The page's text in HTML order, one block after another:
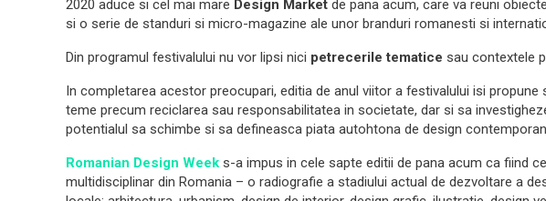
2020 aduce si cel mai mare Design Market de pana acum, care va reuni
si o serie de standuri si micro-magazine ale unor branduri romanesti si
Din programul festivalului nu vor lipsi nici petrecerile tematice sau contextele
In completarea acestor preocupari, editia de anul viitor a festivalului isi propune
teme precum reciclarea sau responsabilitatea in societate, dar si sa
potentialul sa schimbe si sa defineasca piata autohtona de design
Romanian Design Week s-a impus in cele sapte editii de pana acum ca fiind
multidisciplinar din Romania – o radiografie a stadiului actual de dezvoltare a